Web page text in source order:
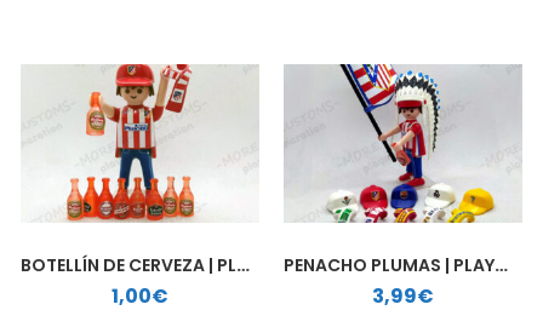
BOTELLÍN DE CERVEZA | PLAYMOBIL PERSONALIZADO
1,00€
PENACHO PLUMAS | PLAYMOBIL PERSONALIZADO
3,99€